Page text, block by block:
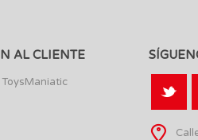
AL CLIENTE